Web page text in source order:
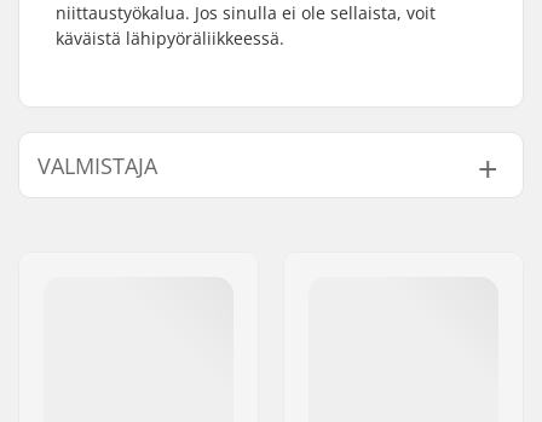
niittaustyökalua. Jos sinulla ei ole sellaista, voit
käväistä lähipyöräliikkeessä.
VALMISTAJA